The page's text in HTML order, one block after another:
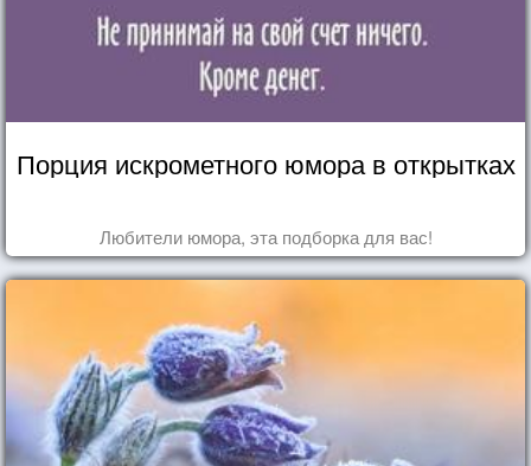
Порция искрометного юмора в открытках
Любители юмора, эта подборка для вас!